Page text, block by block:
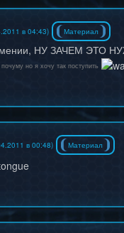
в 04:43) Материал
НУ ЗАЧЕМ ЭТО
но я хочу так поступить
в 00:48) Материал